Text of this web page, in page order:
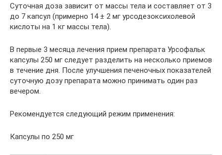
Суточная доза зависит от массы тела и составляет от 3
до 7 капсул (примерно 14 ± 2 мг урсодезоксихолевой
кислоты на 1 кг массы тела).
В первые 3 месяца лечения прием препарата Урсофальк
капсулы 250 мг следует разделить на несколько приемов
в течение дня. После улучшения печеночных показателей
суточную дозу препарата можно принимать один раз
вечером.
Рекомендуется следующий режим применения:
Капсулы по 250 мг